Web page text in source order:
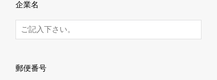
企業名
郵便番号